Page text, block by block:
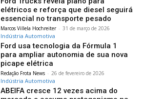
elétricos e reforça que diesel seguirá
essencial no transporte pesado
Marcos Villela Hochreiter - 31 de março de 2026
Indústria Automotiva
Ford usa tecnologia da Fórmula 1
para ampliar autonomia de sua nova
picape elétrica
Redação Frota News - 26 de fevereiro de 2026
Indústria Automotiva
ABEIFA cresce 12 vezes acima do